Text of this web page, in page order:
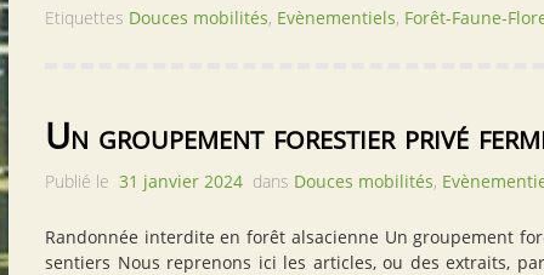
Etiquettes Douces mobilités, Evènementiels, Forêt-Faune-
Un groupement forestier privé
Publié le 31 janvier 2024 dans Douces mobilités,
Randonnée interdite en forêt alsacienne Un groupement
sentiers Nous reprenons ici les articles, ou des extraits,